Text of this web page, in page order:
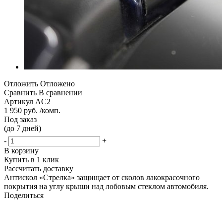
Отложить Отложено
Сравнить В сравнении
Артикул AC2
1 950 руб. /комп.
Под заказ
(до 7 дней)
-
+
В корзину
Купить в 1 клик
Рассчитать доставку
Антискол «Стрелка» защищает от сколов лакокрасочного
покрытия на углу крыши над лобовым стеклом автомобиля.
Поделиться